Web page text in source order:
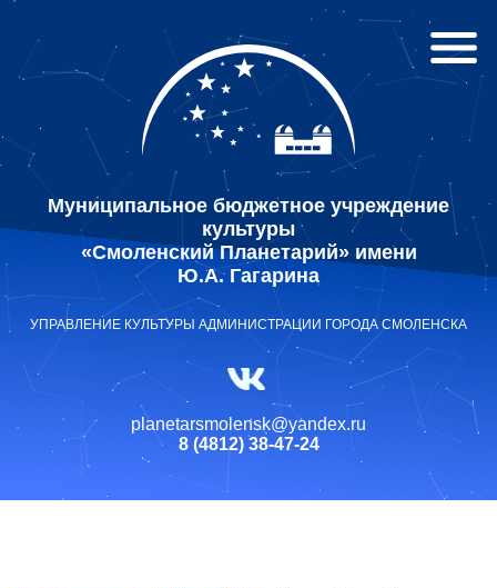
Муниципальное бюджетное учреждение
культуры
«Смоленский Планетарий» имени
Ю.А. Гагарина
УПРАВЛЕНИЕ КУЛЬТУРЫ АДМИНИСТРАЦИИ ГОРОДА СМОЛЕНСКА
planetarsmolensk@yandex.ru
8 (4812) 38-47-24